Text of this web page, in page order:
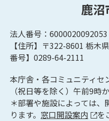
鹿沼
法人番号：6000020092053
【住所】〒322-8601 栃木
番号】0289-64-2111
本庁舎・各コミュニティセ
（祝日等を除く）午前9時
＊部署や施設によっては
ります。 窓口開設案内 を